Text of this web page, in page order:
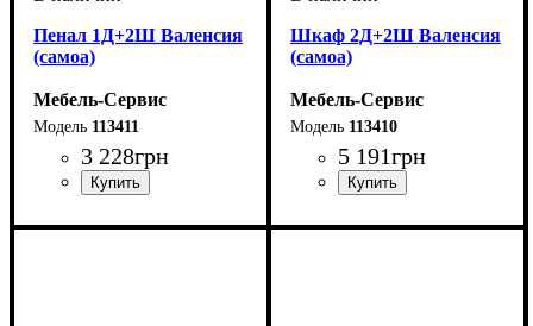
Пенал 1Д+2Ш Валенсия
(самоа)
Мебель-Сервис
113411
3 228грн
Шкаф 2Д+2Ш Валенсия
(самоа)
Мебель-Сервис
113410
5 191грн